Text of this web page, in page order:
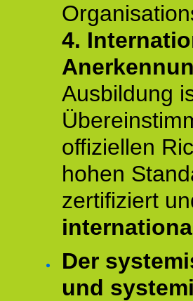
4.
Ausbildung
offiziellen
hohen
zertifiziert
Der
und